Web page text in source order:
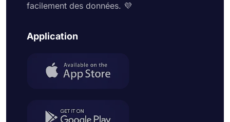
facilement des données. 💜
Application